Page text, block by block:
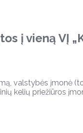
į vieną VĮ
valstybės įmonė
kelių priežiūros